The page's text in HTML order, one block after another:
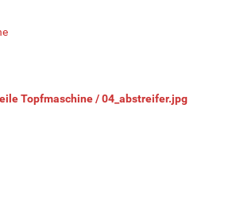
Topfmaschine / 04_abstreifer.jpg